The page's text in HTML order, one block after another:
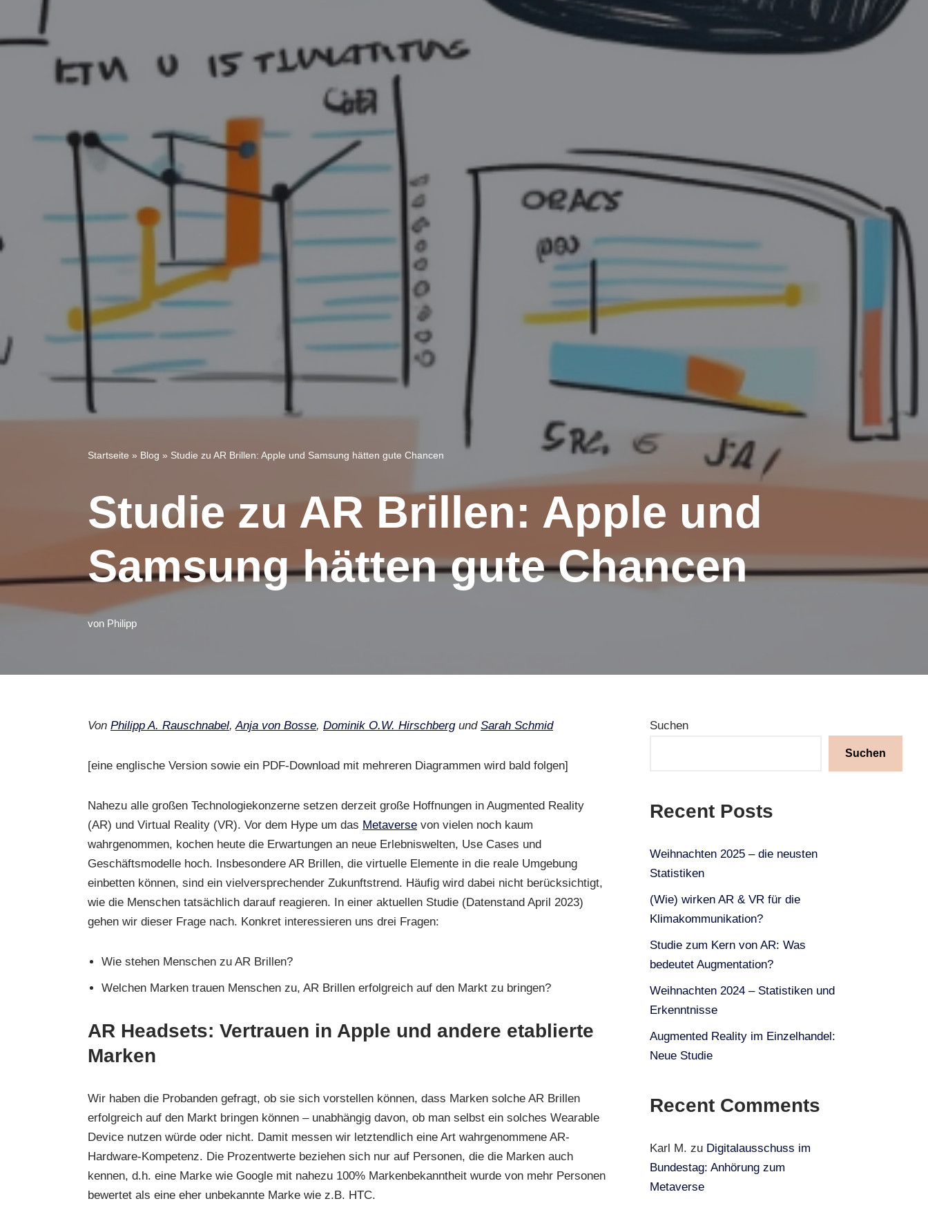
Startseite » Blog » Studie zu AR Brillen: Apple und Samsung hätten gute Chancen
Studie zu AR Brillen: Apple und
Samsung hätten gute Chancen
von Philipp
Von Philipp A. Rauschnabel, Anja von Bosse, Dominik O.W. Hirschbergund Sarah Schmid
[eine englische Version sowie ein PDF-Download mit mehreren Diagrammen wird bald folgen]
Nahezu alle großen Technologiekonzerne setzen derzeit große Hoffnungen in Augmented Reality
(AR) und Virtual Reality (VR). Vor dem Hype um das Metaverse von vielen noch kaum
wahrgenommen, kochen heute die Erwartungen an neue Erlebniswelten, Use Cases und
Geschäftsmodelle hoch. Insbesondere AR Brillen, die virtuelle Elemente in die reale Umgebung
einbetten können, sind ein vielversprechender Zukunftstrend. Häufig wird dabei nicht berücksichtigt,
wie die Menschen tatsächlich darauf reagieren. In einer aktuellen Studie (Datenstand April 2023)
gehen wir dieser Frage nach. Konkret interessieren uns drei Fragen:
Wie stehen Menschen zu AR Brillen?
Welchen Marken trauen Menschen zu, AR Brillen erfolgreich auf den Markt zu bringen?
AR Headsets: Vertrauen in Apple und andere etablierte
Marken
Wir haben die Probanden gefragt, ob sie sich vorstellen können, dass Marken solche AR Brillen
erfolgreich auf den Markt bringen können – unabhängig davon, ob man selbst ein solches Wearable
Device nutzen würde oder nicht. Damit messen wir letztendlich eine Art wahrgenommene AR-
Hardware-Kompetenz. Die Prozentwerte beziehen sich nur auf Personen, die die Marken auch
kennen, d.h. eine Marke wie Google mit nahezu 100% Markenbekanntheit wurde von mehr Personen
bewertet als eine eher unbekannte Marke wie z.B. HTC.
Suchen
Suchen
Recent Posts
Weihnachten 2025 – die neusten
Statistiken
(Wie) wirken AR & VR für die
Klimakommunikation?
Studie zum Kern von AR: Was
bedeutet Augmentation?
Weihnachten 2024 – Statistiken und
Erkenntnisse
Augmented Reality im Einzelhandel:
Neue Studie
Recent Comments
Karl M. zu Digitalausschuss im
Bundestag: Anhörung zum
Metaverse